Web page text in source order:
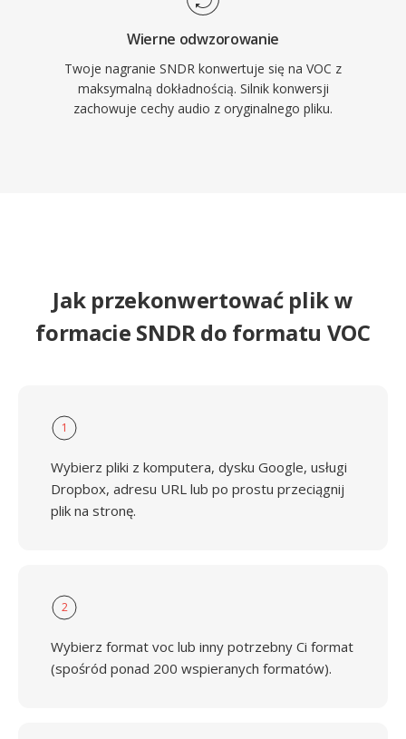
Wierne odwzorowanie
Twoje nagranie SNDR konwertuje się na VOC z
maksymalną dokładnością. Silnik konwersji
zachowuje cechy audio z oryginalnego pliku.
Jak przekonwertować plik w
formacie SNDR do formatu VOC
1
Wybierz pliki z komputera, dysku Google, usługi
Dropbox, adresu URL lub po prostu przeciągnij
plik na stronę.
2
Wybierz format voc lub inny potrzebny Ci format
(spośród ponad 200 wspieranych formatów).